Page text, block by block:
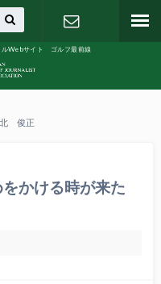
ルWebサイト ゴルフ最前線
北 俊正
をかける時が来た